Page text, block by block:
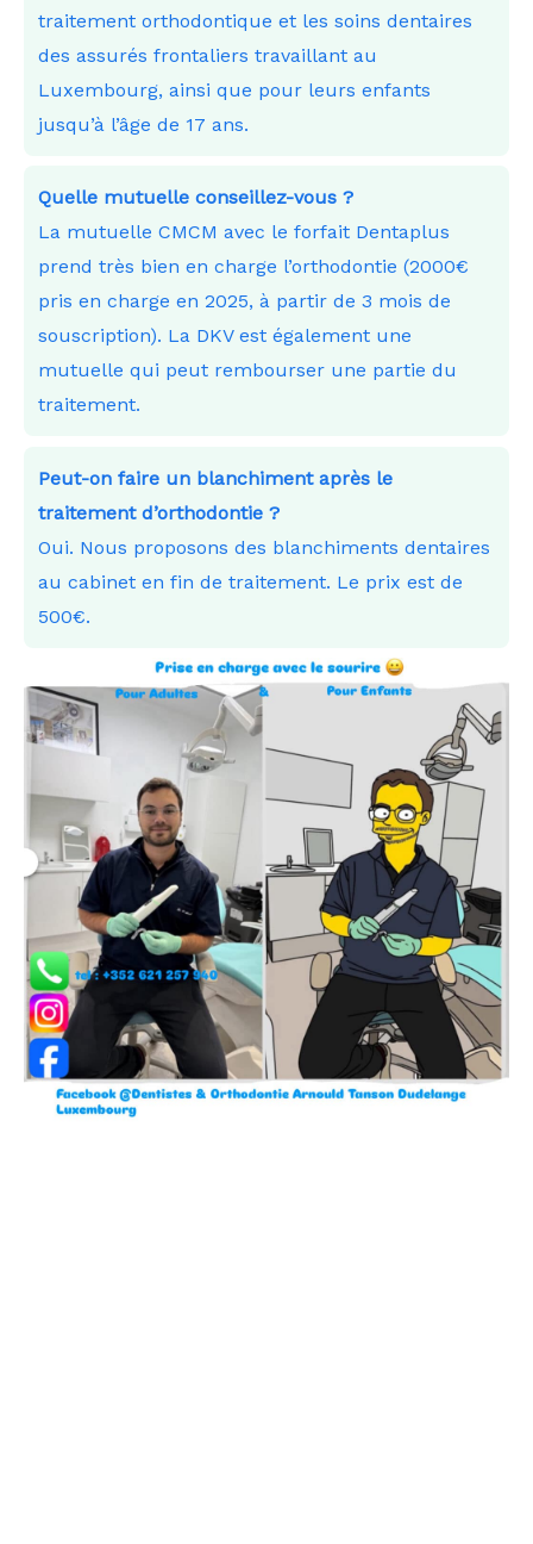
traitement orthodontique et les soins dentaires
des assurés frontaliers travaillant au
Luxembourg, ainsi que pour leurs enfants
jusqu’à l’âge de 17 ans.
Quelle mutuelle conseillez-vous ?
La mutuelle CMCM avec le forfait Dentaplus
prend très bien en charge l’orthodontie (2000€
pris en charge en 2025, à partir de 3 mois de
souscription). La DKV est également une
mutuelle qui peut rembourser une partie du
traitement.
Peut-on faire un blanchiment après le
traitement d’orthodontie ?
Oui. Nous proposons des blanchiments dentaires
au cabinet en fin de traitement. Le prix est de
500€.